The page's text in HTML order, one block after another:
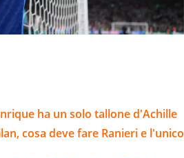
ha un solo tallone d'Achille
cosa deve fare Ranieri e l'unico